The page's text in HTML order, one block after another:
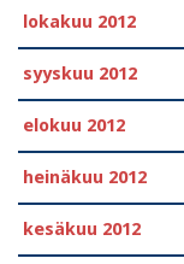
lokakuu 2012
syyskuu 2012
elokuu 2012
heinäkuu 2012
kesäkuu 2012